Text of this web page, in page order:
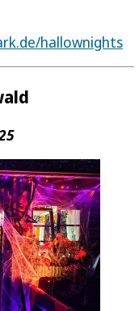
hallownights